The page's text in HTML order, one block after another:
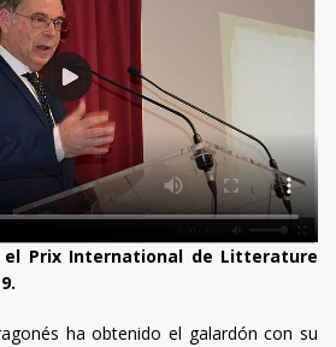
Prix International de Litterature
ha obtenido el galardón con su